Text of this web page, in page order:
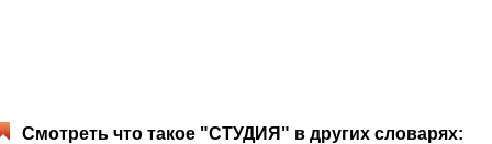
Смотреть что такое "СТУДИЯ" в других словарях: